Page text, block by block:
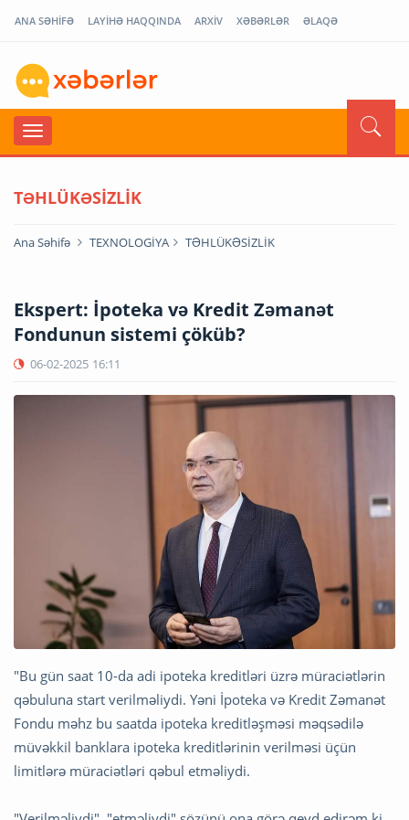
ANA SƏHİFƏ LAYİHƏ HAQQINDA ARXİV XƏBƏRLƏR ƏLAQƏ
TƏHLÜKƏSİZLİK
Ana Səhifə TEXNOLOGİYA TƏHLÜKƏSİZLİK
Ekspert: İpoteka və Kredit Zəmanət
Fondunun sistemi çöküb?
06-02-2025 16:11
"Bu gün saat 10-da adi ipoteka kreditləri üzrə müraciətlərin
qəbuluna start verilməliydi. Yəni İpoteka və Kredit Zəmanət
Fondu məhz bu saatda ipoteka kreditləşməsi məqsədilə
müvəkkil banklara ipoteka kreditlərinin verilməsi üçün
limitlərə müraciətləri qəbul etməliydi.